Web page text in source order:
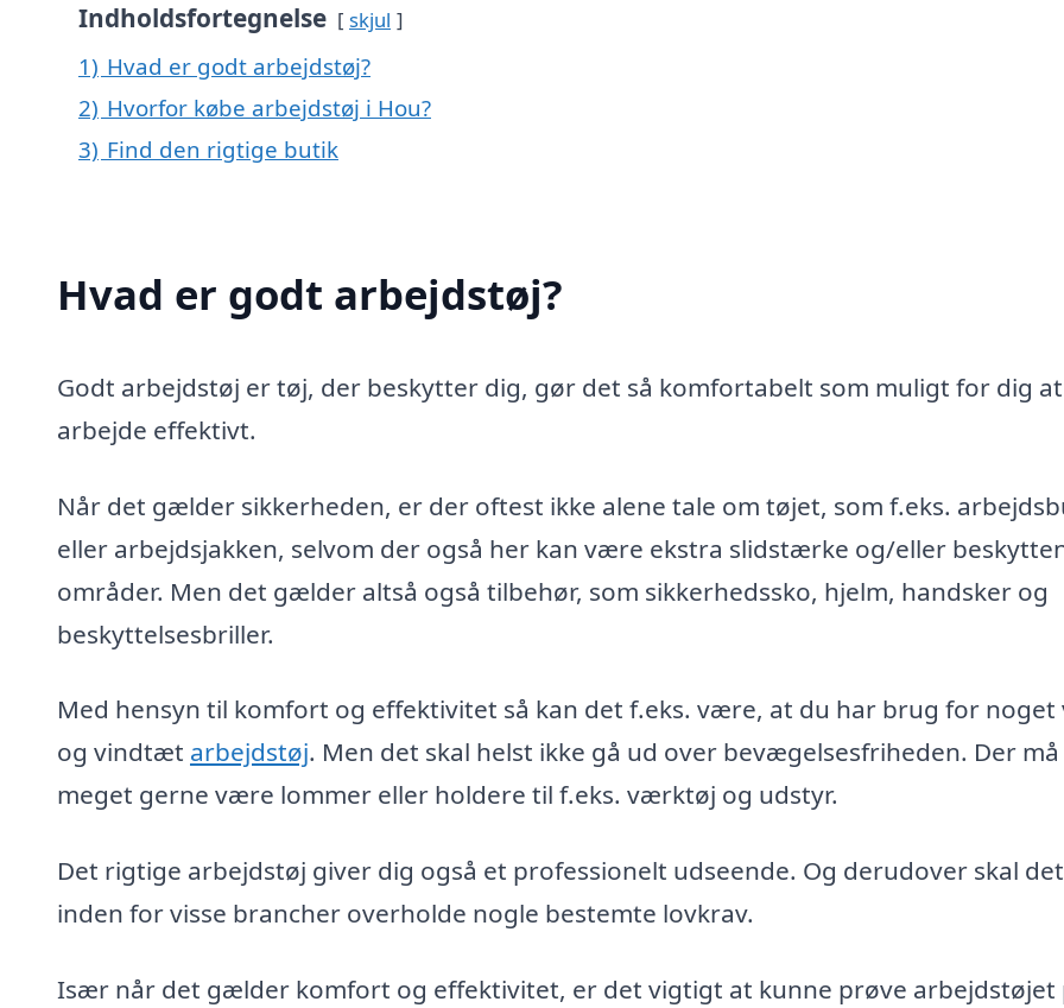
Indholdsfortegnelse skjul
1) Hvad er godt arbejdstøj?
2) Hvorfor købe arbejdstøj i Hou?
3) Find den rigtige butik
Hvad er godt arbejdstøj?
Godt arbejdstøj er tøj, der beskytter dig, gør det så komfortabelt som muligt for dig at
arbejde effektivt.
Når det gælder sikkerheden, er der oftest ikke alene tale om tøjet, som f.eks.
eller arbejdsjakken, selvom der også her kan være ekstra slidstærke og/eller
områder. Men det gælder altså også tilbehør, som sikkerhedssko, hjelm, handsker og
beskyttelsesbriller.
Med hensyn til komfort og effektivitet så kan det f.eks. være, at du har brug for noget
og vindtæt arbejdstøj. Men det skal helst ikke gå ud over bevægelsesfriheden. Der
meget gerne være lommer eller holdere til f.eks. værktøj og udstyr.
Det rigtige arbejdstøj giver dig også et professionelt udseende. Og derudover skal det
inden for visse brancher overholde nogle bestemte lovkrav.
Især når det gælder komfort og effektivitet, er det vigtigt at kunne prøve arbejdstøjet